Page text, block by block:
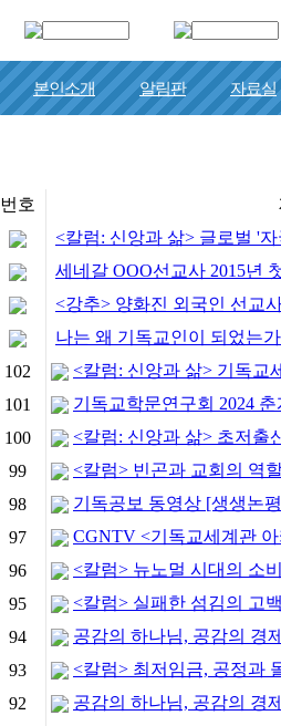
본인소개 알림판 자료실
번호
<칼럼: 신앙과 삶> 글로벌 '
세네갈 OOO선교사 2015년
<강추> 양화진 외국인 선교
나는 왜 기독교인이 되었는
102
<칼럼: 신앙과 삶> 기독교
101
기독교학문연구회 2024
100
<칼럼: 신앙과 삶> 초저출
99
<칼럼> 빈곤과 교회의 역
98
기독공보 동영상 [생생논
97
CGNTV <기독교세계관
96
<칼럼> 뉴노멀 시대의 소
95
<칼럼> 실패한 섬김의 고
94
공감의 하나님, 공감의 경
93
<칼럼> 최저임금, 공정과
92
공감의 하나님, 공감의 경